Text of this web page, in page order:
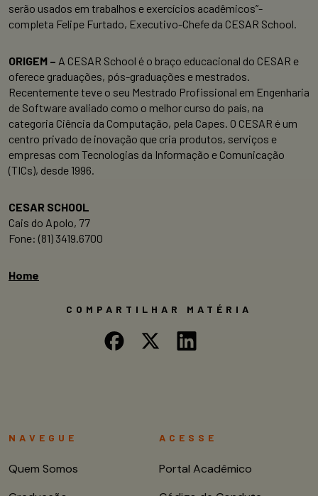
serão usados em trabalhos e exercícios acadêmicos”-
completa Felipe Furtado, Executivo-Chefe da CESAR School.
ORIGEM – A CESAR School é o braço educacional do CESAR e
oferece graduações, pós-graduações e mestrados.
Recentemente teve o seu Mestrado Profissional em Engenharia
de Software avaliado como o melhor curso do país, na
categoria Ciência da Computação, pela Capes. O CESAR é um
centro privado de inovação que cria produtos, serviços e
empresas com Tecnologias da Informação e Comunicação
(TICs), desde 1996.
CESAR SCHOOL
Cais do Apolo, 77
Fone: (81) 3419.6700
Home
COMPARTILHAR MATÉRIA
NAVEGUE
Quem Somos
ACESSE
Portal Acadêmico